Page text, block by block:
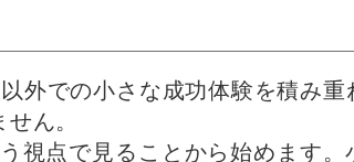
外での小さな成功体験を積み
ん。
視点で見ることから始めます